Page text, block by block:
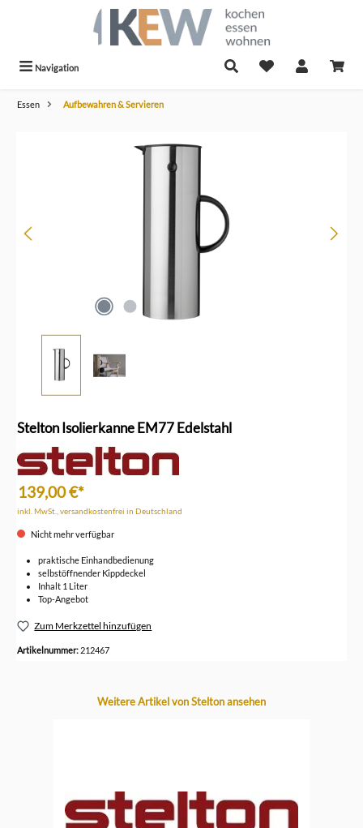
Navigation
Essen Aufbewahren & Servieren
Stelton Isolierkanne EM77 Edelstahl
139,00 €*
inkl. MwSt., versandkostenfrei in Deutschland
Nicht mehr verfügbar
praktische Einhandbedienung
selbstöffnender Kippdeckel
Inhalt 1 Liter
Top-Angebot
Zum Merkzettel hinzufügen
Artikelnummer: 212467
Produktgalerie überspringen
Weitere Artikel von Stelton ansehen